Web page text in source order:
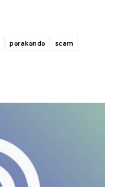
pərakəndə
scam